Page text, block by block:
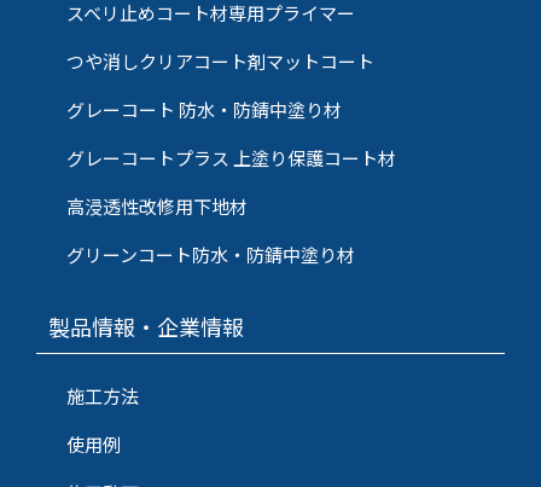
スベリ止めコート材専用プライマー
つや消しクリアコート剤マットコート
グレーコート 防水・防錆中塗り材
グレーコートプラス 上塗り保護コート材
高浸透性改修用下地材
グリーンコート防水・防錆中塗り材
製品情報・企業情報
施工方法
使用例